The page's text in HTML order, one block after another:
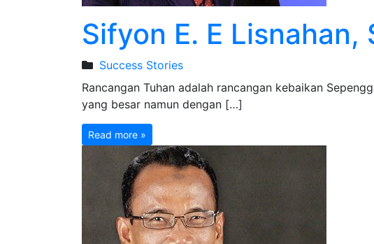
Sifyon E. E Lisnahan,
Success Stories
Rancangan Tuhan adalah rancangan kebaikan
yang besar namun dengan […]
Read more »